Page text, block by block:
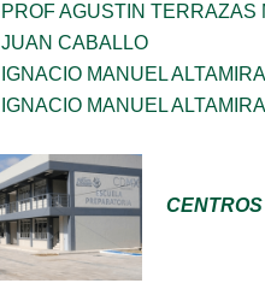
PROF AGUSTIN TERRAZAS
JUAN CABALLO
IGNACIO MANUEL
IGNACIO MANUEL